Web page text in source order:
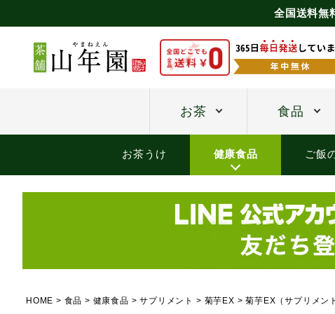
全国送料無
お茶 食品
お茶うけ 健康食品 ご飯
HOME 食品 健康食品 サプリメント 菊芋EX 菊芋EX（サプリメン